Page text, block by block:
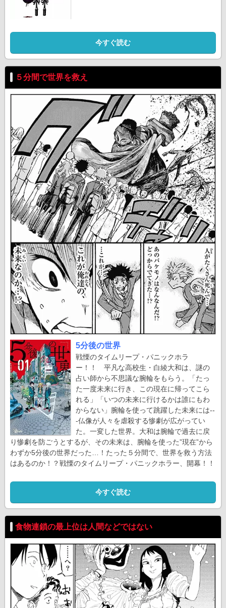
今すぐ読む
５分間で世界を救え
5分後の世界
戦慄のタイムリープ・パニックホラ
ー！！ 平凡な高校生・白綾大和は、謎の
占い師から不思議な腕輪をもらう。「たっ
た一度未来に行き、この現在に帰ってこら
れる」「いつの未来に行けるかは誰にもわ
からない」腕輪を使って跳躍した未来には--
-仏像が人々を虐殺する惨劇が広がってい
た。一変した世界。大和は腕輪で過去に戻
り惨劇を防ごうとするが、その未来は、腕輪を使った”現在”から
わずか5分後の世界だった…！たった５分間で、世界を救う方法
はあるのか！？戦慄のタイムリープ・パニックホラー、開幕！！
今すぐ読む
食物連鎖の最上位は人間などではない